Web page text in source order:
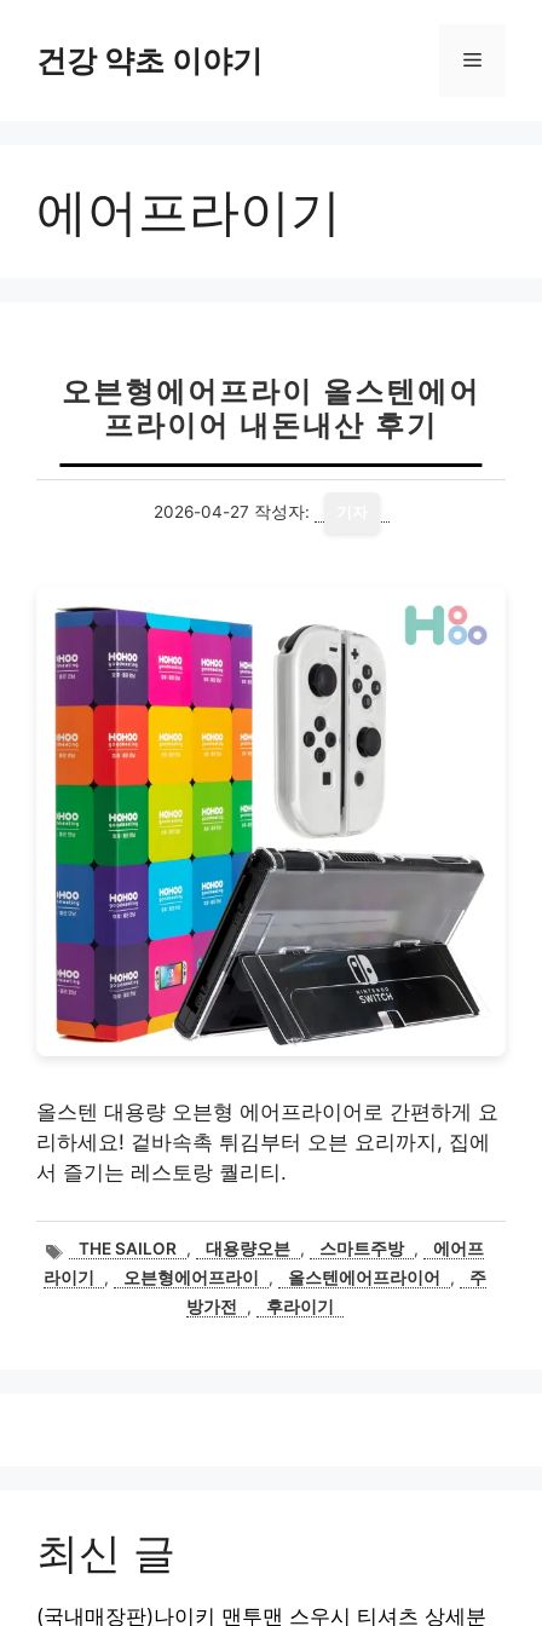
건강 약초 이야기 메
에어프라이기
오븐형에어프라이 올스텐에어
프라이어 내돈내산 후기
2026-04-27 작성자:
올스텐 대용량 오븐형 에어프라이어로 간편하게 요
리하세요! 겉바속촉 튀김부터 오븐 요리까지, 집에
서 즐기는 레스토랑 퀄리티.
태
그
THE SAILOR , 대용량오븐 , 스마트주방 ,
에어프
라이기
, 오븐형에어프라이 , 올스텐에어프라이어 ,
주
방가전
, 후라이기
최신 글
(국내매장판)나이키 맨투맨 스우시 티셔츠 상세분